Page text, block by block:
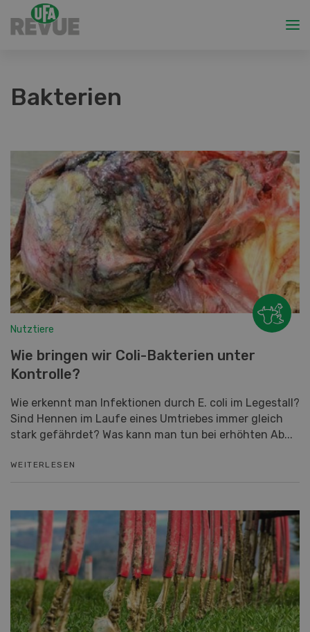
Bakterien
Nutztiere
Wie bringen wir Coli-Bakterien unter
Kontrolle?
Wie erkennt man Infektionen durch E. coli im Legestall?
Sind Hennen im Laufe eines Umtriebes immer gleich
stark gefährdet? Was kann man tun bei erhöhten Ab...
WEITERLESEN